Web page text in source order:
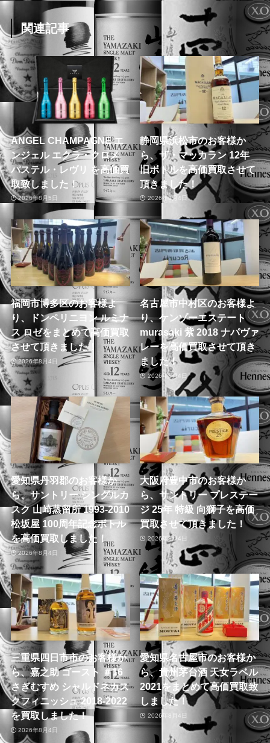
関連記事
ANGEL CHAMPAGNE エ
ンジェル エクラ・クロメ
パステル・レヴリ を高価買
取致しました！
2026年8月5日
静岡県浜松市のお客様か
ら、ザ・マッカラン 12年
旧ボトルを高価買取させて
頂きました！
2026年8月4日
福岡市博多区のお客様よ
り、ドンペリニヨン ルミナ
ス ロゼをまとめて高価買取
させて頂きました！
2026年8月4日
名古屋市中村区のお客様よ
り、ケンゾーエステート
murasaki 紫 2018 ナパヴァ
レーを高価買取させて頂き
ました！
2026年8月4日
愛知県丹羽郡のお客様か
ら、サントリー シングルカ
スク 山崎蒸留所 1993-2010
松坂屋 100周年記念ボトル
を高価買取しました！
2026年8月4日
大阪府豊中市のお客様か
ら、サントリー プレステー
ジ 25年 特級 向獅子を高価
買取させて頂きました！
2026年8月4日
三重県四日市市のお客様か
ら、嘉之助 ゴースト ＃16
さぎむすめ シャルドネカス
クフィニッシュ 2018-2022
を買取しました！
2026年8月4日
愛知県名古屋市のお客様か
ら、貴州茅台酒 天女ラベル
2021をまとめて高価買取致
しました！
2026年8月4日